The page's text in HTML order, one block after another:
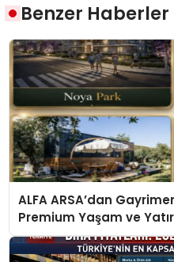
Benzer Haberler
ALFA ARSA’dan
Premium Yaşam ve